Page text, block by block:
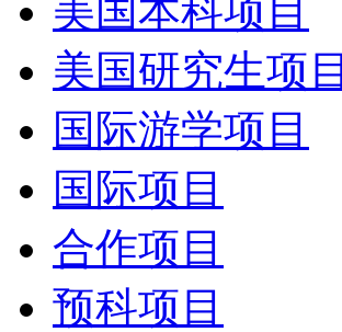
美国本科项目
美国研究生项目
国际游学项目
国际项目
合作项目
预科项目